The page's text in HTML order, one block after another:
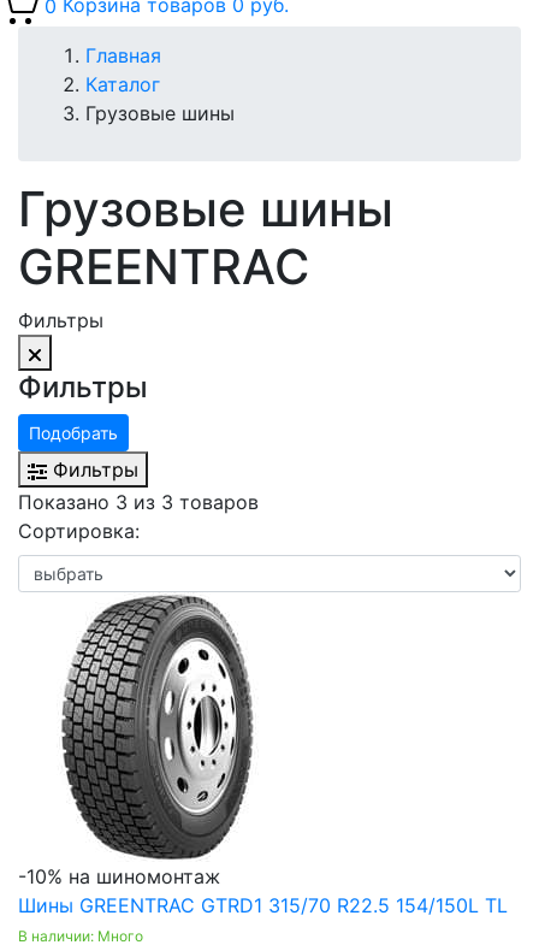
0 Корзина товаров 0 руб.
Главная
Каталог
Грузовые шины
Грузовые шины
GREENTRAC
Фильтры
Фильтры
Подобрать
Фильтры
Показано 3 из 3 товаров
Сортировка:
-10% на шиномонтаж
Шины GREENTRAC GTRD1 315/70 R22.5 154/150L TL
В наличии: Много